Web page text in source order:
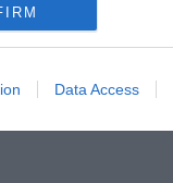
Data Access